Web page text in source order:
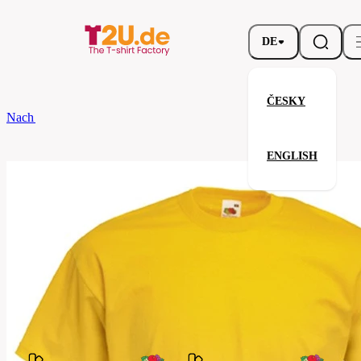
DE
ČESKY
ENGLISH
Nach dem Brand
Parameter
Marke
Fruit
of the
Loom
Verwandte Produkte